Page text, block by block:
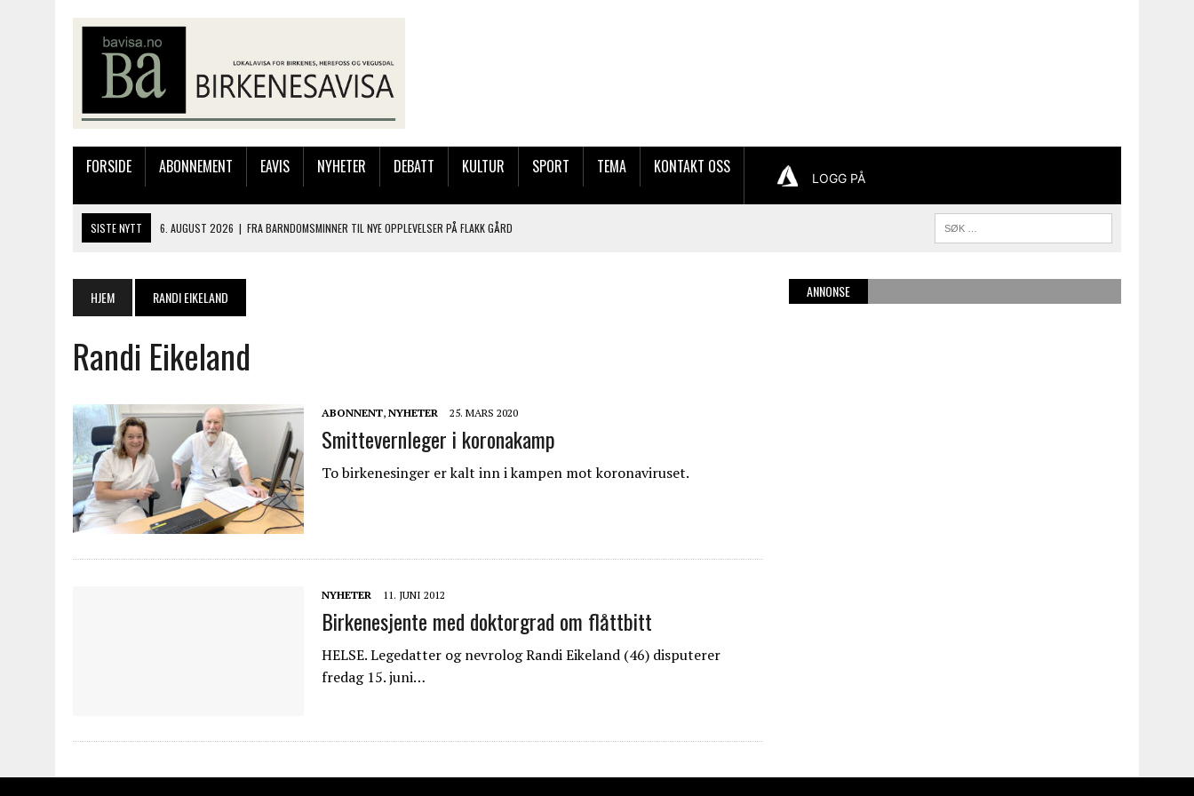
FORSIDE ABONNEMENT EAVIS NYHETER DEBATT KULTUR SPORT TEMA KONTAKT OSS
LOGG PÅ
SISTE NYTT 6. AUGUST 2026 | FRA BARNDOMSMINNER TIL NYE OPPLEVELSER PÅ FLAKK GÅRD
4. AUGUST 2026 | SILJE LØLAND STILTE UT I TOLLBODEN – NÅ STILLER HUN UT PÅ SØRLANDSUTSTILLINGEN.
7. AUGUST 2026
| BARN, DYR OG TRE DAGER MED NYE OPPLEVELSER
HJEM RANDI EIKELAND
Randi Eikeland
ABONNENT, NYHETER 25. MARS 2020
Smittevernleger i koronakamp
To birkenesinger er kalt inn i kampen mot koronaviruset.
NYHETER 11. JUNI 2012
Birkenesjente med doktorgrad om flåttbitt
HELSE. Legedatter og nevrolog Randi Eikeland (46) disputerer
fredag 15. juni…
ANNONSE